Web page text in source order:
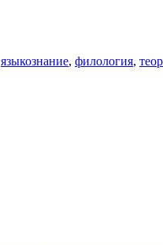
языкознание, филология,